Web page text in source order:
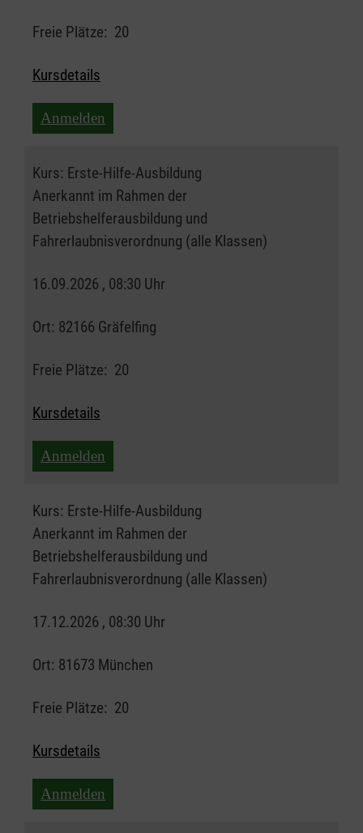
Freie Plätze: 20
Kursdetails
Anmelden
Kurs: Erste-Hilfe-Ausbildung
Anerkannt im Rahmen der
Betriebshelferausbildung und
Fahrerlaubnisverordnung (alle Klassen)
16.09.2026 , 08:30 Uhr
Ort: 82166 Gräfelfing
Freie Plätze: 20
Kursdetails
Anmelden
Kurs: Erste-Hilfe-Ausbildung
Anerkannt im Rahmen der
Betriebshelferausbildung und
Fahrerlaubnisverordnung (alle Klassen)
17.12.2026 , 08:30 Uhr
Ort: 81673 München
Freie Plätze: 20
Kursdetails
Anmelden